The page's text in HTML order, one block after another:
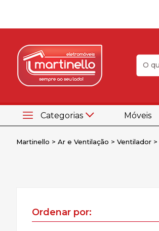
Categorias Móveis
Martinello Ar e Ventilação Ventilador
Ordenar por: